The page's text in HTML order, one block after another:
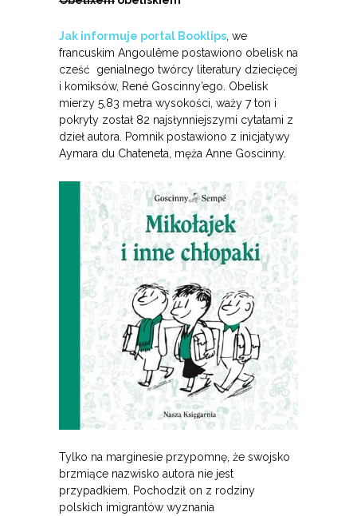
Jak informuje portal Booklips , we
francuskim Angoulême postawiono obelisk na
cześć genialnego twórcy literatury dziecięcej
i komiksów, René Goscinny’ego. Obelisk
mierzy 5,83 metra wysokości, waży 7 ton i
pokryty został 82 najsłynniejszymi cytatami z
dzieł autora. Pomnik postawiono z inicjatywy
Aymara du Chateneta, męża Anne Goscinny.
Tylko na marginesie przypomnę, że swojsko
brzmiące nazwisko autora nie jest
przypadkiem. Pochodził on z rodziny
polskich imigrantów wyznania